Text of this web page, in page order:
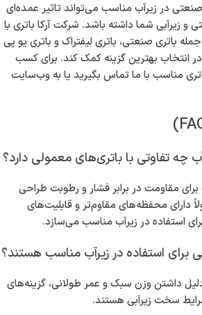
صنعتی در زیرآب مناسب می‌تواند تاثیر عمده‌ای
و زیرآبی شما داشته باشد. شرکت آرکا باتری با
جمله باتری صنعتی، باتری لیفتراک و باتری یو پی
انتخاب بهترین گزینه کمک کند. برای کسب
مناسب با ما تماس بگیرید یا به وب‌سایت
مقاومت در برابر فشار و رطوبت طراحی
دارای محفظه‌های مقاوم‌تر و قابلیت‌های
استفاده در زیرآب مناسب می‌سازد.
دلیل داشتن وزن سبک و عمر طولانی، گزینه‌های
سخت زیرآبی هستند.